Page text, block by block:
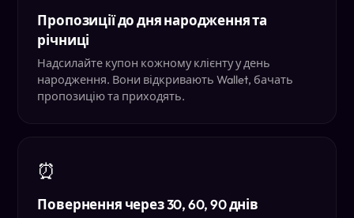
Пропозиції до дня народження та
річниці
Надсилайте купон кожному клієнту у день
народження. Вони відкривають Wallet, бачать
пропозицію та приходять.
⏰
Повернення через 30, 60, 90 днів